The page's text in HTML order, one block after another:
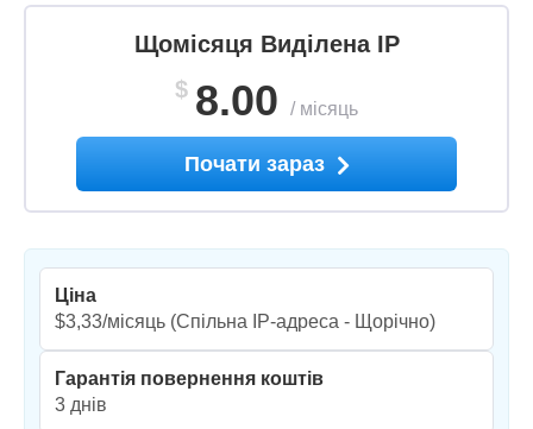
Щомісяця Виділена IP
$ 8.00 / місяць
Почати зараз
Ціна
$3,33/місяць (Спільна IP-адреса - Щорічно)
Гарантія повернення коштів
3 днів